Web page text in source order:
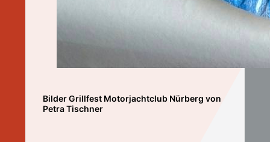
Bilder Grillfest Motorjachtclub Nürberg von
Petra Tischner